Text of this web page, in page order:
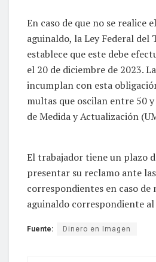
En caso de que no se realice
aguinaldo, la Ley Federal del
establece que este debe
el 20 de diciembre de 2023.
incumplan con esta
multas que oscilan entre 50 y
de Medida y Actualización
El trabajador tiene un plazo
presentar su reclamo ante
correspondientes en caso de
aguinaldo correspondiente al
Fuente: Dinero en Imagen